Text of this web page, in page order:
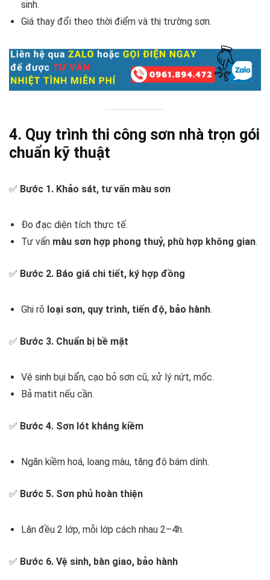
sinh.
Giá thay đổi theo thời điểm và thị trường sơn.
4. Quy trình thi công sơn nhà trọn gói
chuẩn kỹ thuật
✅ Bước 1. Khảo sát, tư vấn màu sơn
Đo đạc diện tích thực tế.
Tư vấn màu sơn hợp phong thuỷ, phù hợp không gian.
✅ Bước 2. Báo giá chi tiết, ký hợp đồng
Ghi rõ loại sơn, quy trình, tiến độ, bảo hành.
✅ Bước 3. Chuẩn bị bề mặt
Vệ sinh bụi bẩn, cạo bỏ sơn cũ, xử lý nứt, mốc.
Bả matit nếu cần.
✅ Bước 4. Sơn lót kháng kiềm
Ngăn kiềm hoá, loang màu, tăng độ bám dính.
✅ Bước 5. Sơn phủ hoàn thiện
Lăn đều 2 lớp, mỗi lớp cách nhau 2–4h.
✅ Bước 6. Vệ sinh, bàn giao, bảo hành